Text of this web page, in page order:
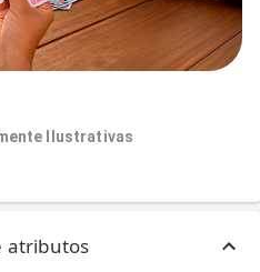
Ilustrativas
atributos